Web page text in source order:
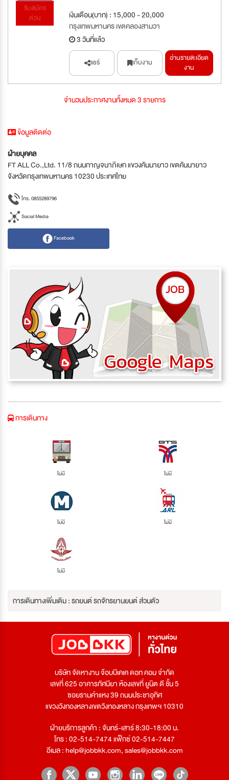
รับสมัคร
ด่วน
เงินเดือน(บาท) : 15,000 - 20,000
กรุงเทพมหานคร เขตคลองสามวา
3 วันที่แล้ว
แชร์ เก็บงาน
อ่านรายละเอียด
งาน
จำนวนประกาศงานทั้งหมด 3 รายการ
ข้อมูลติดต่อ
ฝ่ายบุคคล
FT ALL Co.,Ltd. 11/8 ถนนกาญจนาภิเษก แขวงคันนายาว เขตคันนายาว
จังหวัดกรุงเทพมหานคร 10230 ประเทศไทย
โทร. 0855289796
Social Media
Facebook
การเดินทาง
ไม่มี ไม่มี
ไม่มี ไม่มี
ไม่มี
การเดินทางเพิ่มเติม : รถยนต์ รถจักรยานยนต์ ส่วนตัว
บริษัท จัดหางาน จ๊อบบีเคเค ดอท คอม จำกัด
เลขที่ 625 อาคารทัศนียา ห้องเลขที่ ยูนิต ดี ชั้น 5
ซอยรามคำแหง 39 ถนนประชาอุทิศ
แขวงวังทองหลางเขตวังทองหลาง กรุงเทพฯ 10310
ฝ่ายบริการลูกค้า : จันทร์-เสาร์ 8:30-18:00 น.
โทร : 02-514-7474 แฟ็กซ์ 02-514-7447
อีเมล :help@jobbkk.com,sales@jobbkk.com